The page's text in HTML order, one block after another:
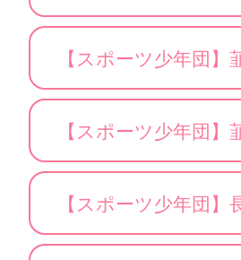
【スポーツ少年団
【スポーツ少年団】
【スポーツ少年団